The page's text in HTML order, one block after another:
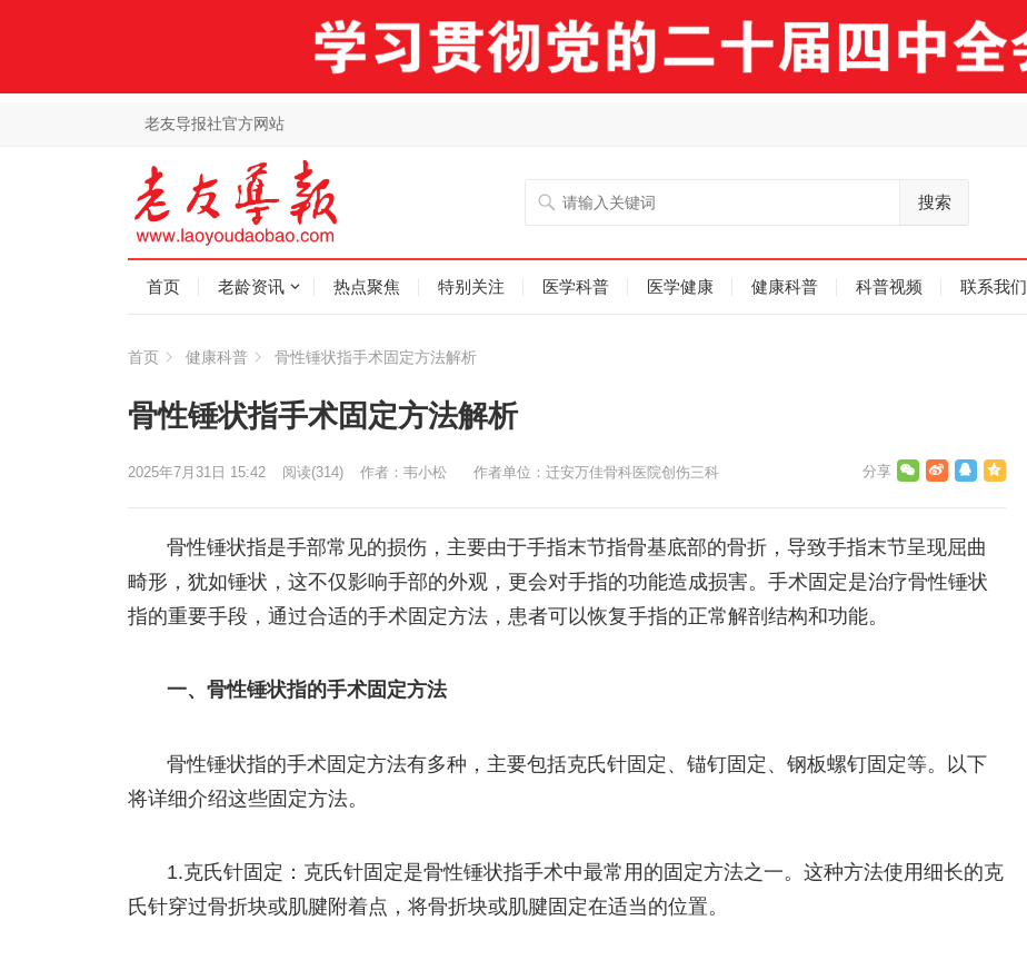
老友导报社官方网站
搜索
首页 老龄资讯 热点聚焦 特别关注 医学科普 医学健康 健康科普 科普视频 联系我们
首页 健康科普 骨性锤状指手术固定方法解析
骨性锤状指手术固定方法解析
作者：韦小松 作者单位：迁安万佳骨科医院创伤三科
2025年7月31日 15:42 阅读(314)
骨性锤状指是手部常见的损伤，主要由于手指末节指骨基底部的骨折，导致手指末节呈现屈曲
畸形，犹如锤状，这不仅影响手部的外观，更会对手指的功能造成损害。手术固定是治疗骨性锤状
指的重要手段，通过合适的手术固定方法，患者可以恢复手指的正常解剖结构和功能。
一、骨性锤状指的手术固定方法
骨性锤状指的手术固定方法有多种，主要包括克氏针固定、锚钉固定、钢板螺钉固定等。以下
将详细介绍这些固定方法。
1.克氏针固定：克氏针固定是骨性锤状指手术中最常用的固定方法之一。这种方法使用细长的克
氏针穿过骨折块或肌腱附着点，将骨折块或肌腱固定在适当的位置。